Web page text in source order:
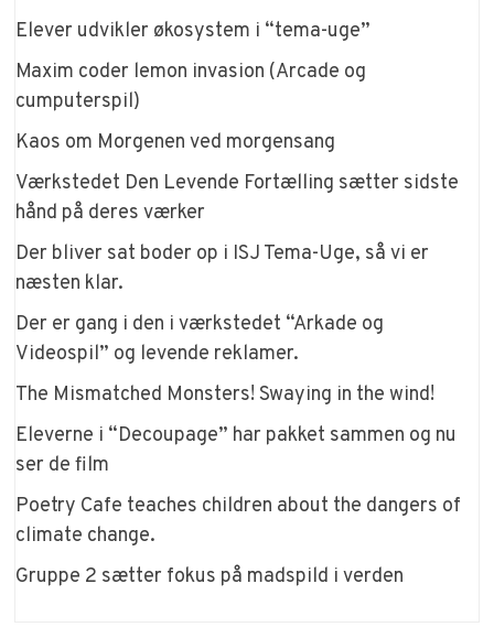
Elever udvikler økosystem i “tema-uge”
Maxim coder lemon invasion (Arcade og
cumputerspil)
Kaos om Morgenen ved morgensang
Værkstedet Den Levende Fortælling sætter sidste
hånd på deres værker
Der bliver sat boder op i ISJ Tema-Uge, så vi er
næsten klar.
Der er gang i den i værkstedet “Arkade og
Videospil” og levende reklamer.
The Mismatched Monsters! Swaying in the wind!
Eleverne i “Decoupage” har pakket sammen og nu
ser de film
Poetry Cafe teaches children about the dangers of
climate change.
Gruppe 2 sætter fokus på madspild i verden